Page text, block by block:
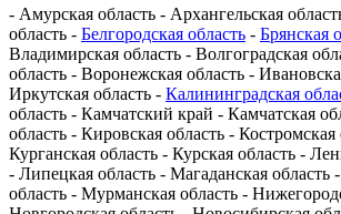
- Амурская область - Архангельская
область - Белгородская область - Брянская
Владимирская область - Волгоградская
область - Воронежская область -
Иркутская область - Калининградская
область - Камчатский край - Камчатская
область - Кировская область - Костромская
Курганская область - Курская область -
- Липецкая область - Магаданская область
область - Мурманская область -